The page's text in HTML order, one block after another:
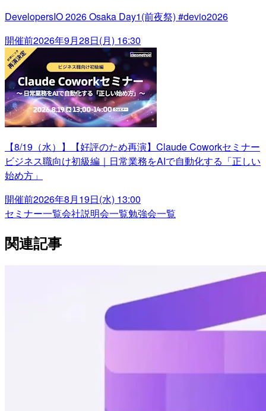
DevelopersIO 2026 Osaka Day1(前夜祭) #devio2026
開催前2026年9月28日(月) 16:30
【8/19（水）】【好評のため再演】Claude Coworkセミナー
ビジネス職向け初級編｜日常業務をAIで自動化する「正しい
始め方」
開催前2026年8月19日(水) 13:00
セミナー一覧会社説明会一覧勉強会一覧
関連記事